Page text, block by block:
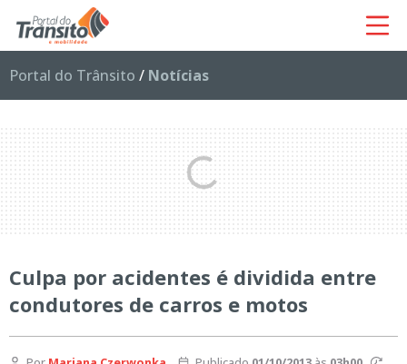
Portal do Trânsito / Notícias
Culpa por acidentes é dividida entre
condutores de carros e motos